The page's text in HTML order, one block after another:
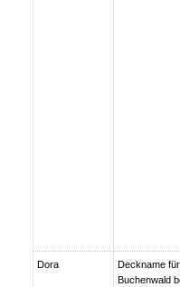
Dora
Deckname
Buchenwald